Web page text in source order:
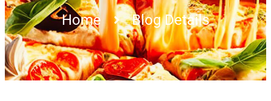
Home Blog Details